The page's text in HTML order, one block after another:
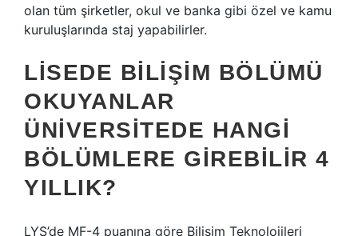
olan tüm şirketler, okul ve banka gibi özel ve kamu
kuruluşlarında staj yapabilirler.
LISEDE BILIŞIM BÖLÜMÜ
OKUYANLAR
ÜNIVERSITEDE HANGI
BÖLÜMLERE GIREBILIR 4
YILLIK?
LYS’de MF-4 puanına göre Bilişim Teknolojileri